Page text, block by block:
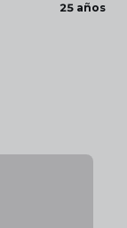
25 años